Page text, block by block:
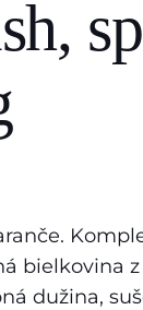
r
c
bielkovina
dužina,